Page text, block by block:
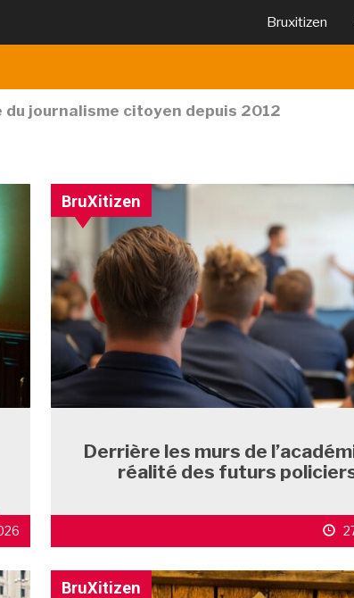
Bruxitizen
journalisme citoyen depuis 2012
BruXitizen
Derrière les murs de
réalité des futurs
BruXitizen